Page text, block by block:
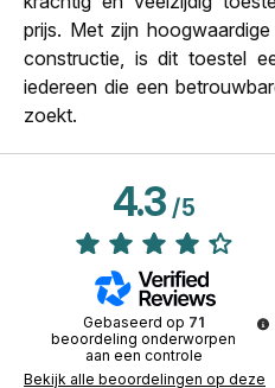
prijs. Met zijn
constructie, is dit toestel
iedereen die een
zoekt.
4.3/5
Gebaseerd op 71
beoordeling onderworpen
aan een controle
Bekijk alle beoordelingen op deze